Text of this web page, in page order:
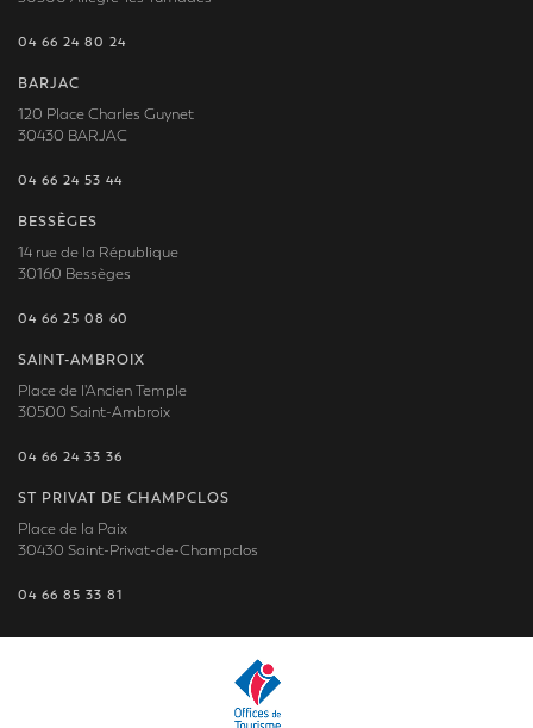
04 66 24 80 24
BARJAC
120 Place Charles Guynet
30430 BARJAC
04 66 24 53 44
BESSÈGES
14 rue de la République
30160 Bessèges
04 66 25 08 60
SAINT-AMBROIX
Place de l'Ancien Temple
30500 Saint-Ambroix
04 66 24 33 36
ST PRIVAT DE CHAMPCLOS
Place de la Paix
30430 Saint-Privat-de-Champclos
04 66 85 33 81